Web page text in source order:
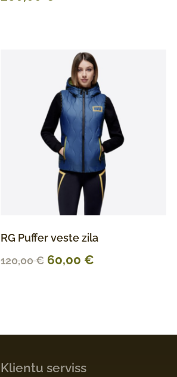
RG Puffer veste zila
120,00€ 60,00 €
Klientu serviss